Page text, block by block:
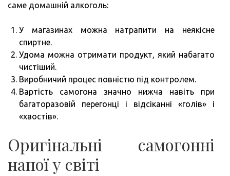
саме домашній алкоголь:
У магазинах можна натрапити на неякісне
спиртне.
Удома можна отримати продукт, який набагато
чистіший.
Виробничий процес повністю під контролем.
Вартість самогона значно нижча навіть при
багаторазовій перегонці і відсіканні «голів» і
«хвостів».
Оригінальні самогонні
напої у світі